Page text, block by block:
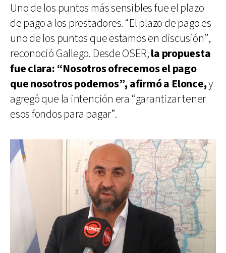
Uno de los puntos más sensibles fue el plazo
de pago a los prestadores. “El plazo de pago es
uno de los puntos que estamos en discusión”,
reconoció Gallego. Desde OSER,la propuesta
fue clara: “Nosotros ofrecemos el pago
que nosotros podemos”, afirmó a Elonce,y
agregó que la intención era “garantizar tener
esos fondos para pagar”.